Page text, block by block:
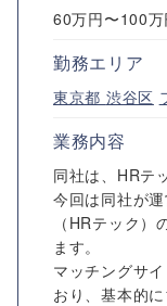
60万円〜100万
勤務エリア
東京都 渋谷区
業務内容
同社は、HRテ
今回は同社が
（HRテック
ます。
マッチングサ
おり、基本的